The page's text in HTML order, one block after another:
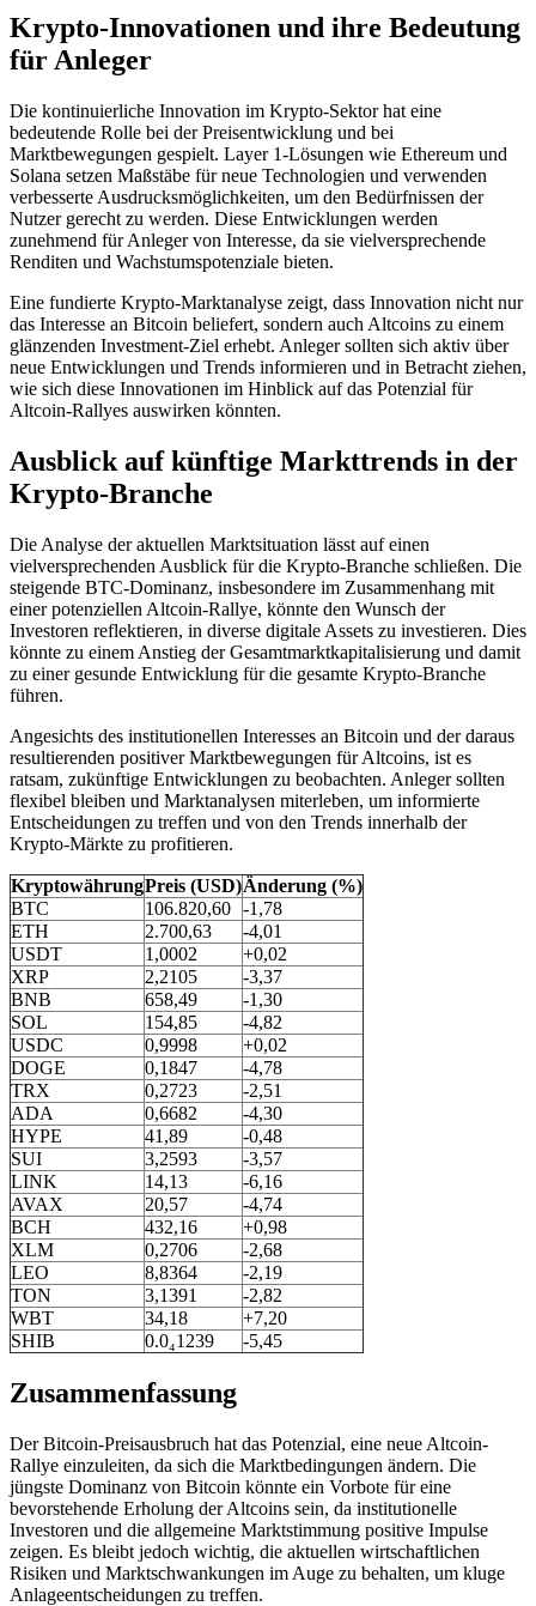
Krypto-Innovationen und ihre Bedeutung
für Anleger
Die kontinuierliche Innovation im Krypto-Sektor hat eine
bedeutende Rolle bei der Preisentwicklung und bei
Marktbewegungen gespielt. Layer 1-Lösungen wie Ethereum und
Solana setzen Maßstäbe für neue Technologien und verwenden
verbesserte Ausdrucksmöglichkeiten, um den Bedürfnissen der
Nutzer gerecht zu werden. Diese Entwicklungen werden
zunehmend für Anleger von Interesse, da sie vielversprechende
Renditen und Wachstumspotenziale bieten.
Eine fundierte Krypto-Marktanalyse zeigt, dass Innovation nicht nur
das Interesse an Bitcoin beliefert, sondern auch Altcoins zu einem
glänzenden Investment-Ziel erhebt. Anleger sollten sich aktiv über
neue Entwicklungen und Trends informieren und in Betracht ziehen,
wie sich diese Innovationen im Hinblick auf das Potenzial für
Altcoin-Rallyes auswirken könnten.
Ausblick auf künftige Markttrends in der
Krypto-Branche
Die Analyse der aktuellen Marktsituation lässt auf einen
vielversprechenden Ausblick für die Krypto-Branche schließen. Die
steigende BTC-Dominanz, insbesondere im Zusammenhang mit
einer potenziellen Altcoin-Rallye, könnte den Wunsch der
Investoren reflektieren, in diverse digitale Assets zu investieren. Dies
könnte zu einem Anstieg der Gesamtmarktkapitalisierung und damit
zu einer gesunde Entwicklung für die gesamte Krypto-Branche
führen.
Angesichts des institutionellen Interesses an Bitcoin und der daraus
resultierenden positiver Marktbewegungen für Altcoins, ist es
ratsam, zukünftige Entwicklungen zu beobachten. Anleger sollten
flexibel bleiben und Marktanalysen miterleben, um informierte
Entscheidungen zu treffen und von den Trends innerhalb der
Krypto-Märkte zu profitieren.
KryptowährungPreis (USD)Änderung (%)
BTC
106.820,60 -1,78
ETH
2.700,63
-4,01
USDT
1,0002
+0,02
XRP
2,2105
-3,37
BNB
658,49
-1,30
SOL
154,85
-4,82
USDC
0,9998
+0,02
DOGE
0,1847
-4,78
TRX
0,2723
-2,51
ADA
0,6682
-4,30
HYPE
41,89
-0,48
SUI
3,2593
-3,57
LINK
14,13
-6,16
AVAX
20,57
-4,74
BCH
432,16
+0,98
XLM
0,2706
-2,68
LEO
8,8364
-2,19
TON
3,1391
-2,82
WBT
34,18
+7,20
SHIB
0.0₄1239 -5,45
Zusammenfassung
Der Bitcoin-Preisausbruch hat das Potenzial, eine neue Altcoin-
Rallye einzuleiten, da sich die Marktbedingungen ändern. Die
jüngste Dominanz von Bitcoin könnte ein Vorbote für eine
bevorstehende Erholung der Altcoins sein, da institutionelle
Investoren und die allgemeine Marktstimmung positive Impulse
zeigen. Es bleibt jedoch wichtig, die aktuellen wirtschaftlichen
Risiken und Marktschwankungen im Auge zu behalten, um kluge
Anlageentscheidungen zu treffen.